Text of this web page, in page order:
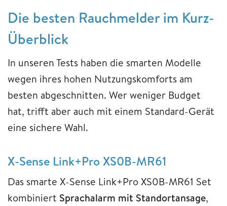
Die besten Rauchmelder im Kurz-
Überblick
In unseren Tests haben die smarten Modelle
wegen ihres hohen Nutzungskomforts am
besten abgeschnitten. Wer weniger Budget
hat, trifft aber auch mit einem Standard-Gerät
eine sichere Wahl.
X-Sense Link+Pro XS0B-MR61
Das smarte X-Sense Link+Pro XS0B-MR61 Set
kombiniert Sprachalarm mit Standortansage,